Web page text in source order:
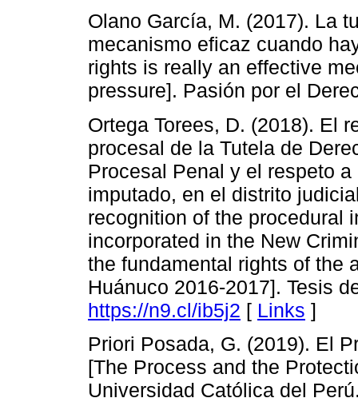
Olano García, M. (2017). La
mecanismo eficaz cuando
rights is really an effective
pressure]. Pasión por el
Ortega Torees, D. (2018). El
procesal de la Tutela de
Procesal Penal y el respeto
imputado, en el distrito
recognition of the procedural
incorporated in the New
the fundamental rights of the
Huánuco 2016-2017]. Tesis
https://n9.cl/ib5j2 [ Links ]
Priori Posada, G. (2019). El
[The Process and the
Universidad Católica del